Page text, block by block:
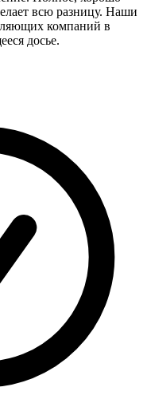
всю разницу. Наши
компаний в
досье.